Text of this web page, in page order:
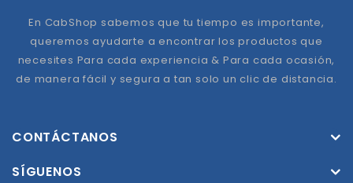
En CabShop sabemos que tu tiempo es importante,
queremos ayudarte a encontrar los productos que
necesites Para cada experiencia & Para cada ocasión,
de manera fácil y segura a tan solo un clic de distancia.
CONTÁCTANOS
SÍGUENOS